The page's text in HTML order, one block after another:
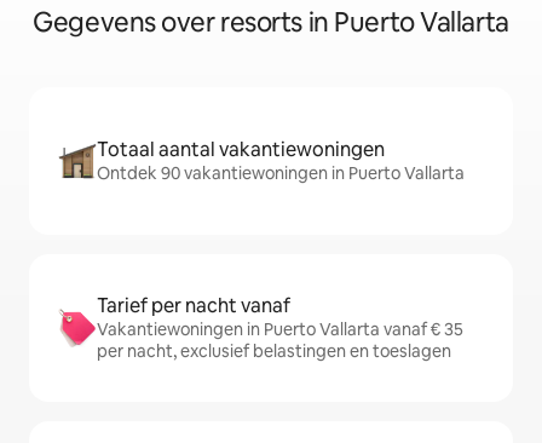
Gegevens over resorts in Puerto Vallarta
Totaal aantal vakantiewoningen
Ontdek 90 vakantiewoningen in Puerto Vallarta
Tarief per nacht vanaf
Vakantiewoningen in Puerto Vallarta vanaf € 35
per nacht, exclusief belastingen en toeslagen